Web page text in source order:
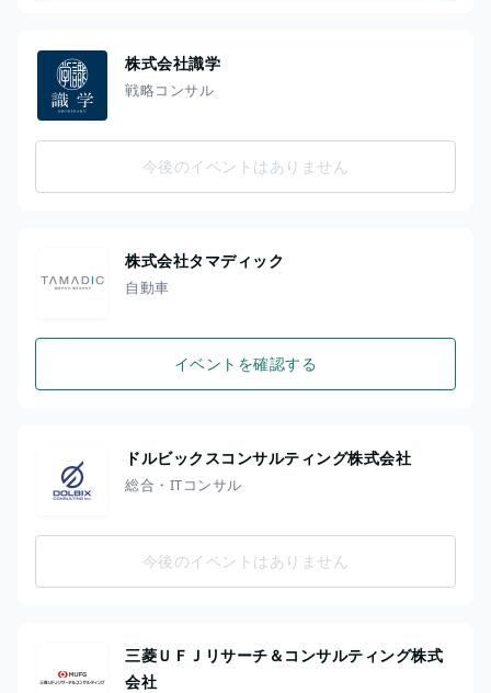
株式会社識学
戦略コンサル
今後のイベントはありません
株式会社タマディック
自動車
イベントを確認する
ドルビックスコンサルティング株式会社
総合・ITコンサル
今後のイベントはありません
三菱ＵＦＪリサーチ＆コンサルティング株式
会社